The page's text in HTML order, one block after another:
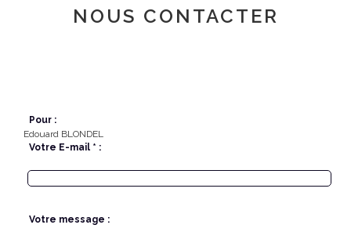
NOUS CONTACTER
Pour :
Edouard BLONDEL
Votre E-mail * :
Votre message :